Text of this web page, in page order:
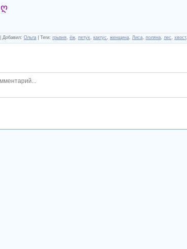
ღ
Добавил: Ольга Теги: грызня ёж петух кактус женщина Лиса поляна лес хвост,